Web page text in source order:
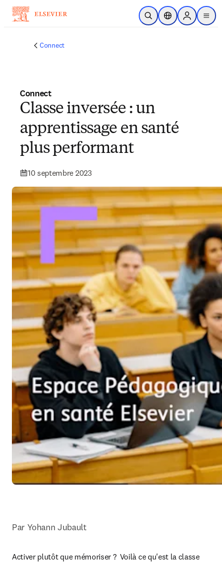
Passer au contenu principal
Ouvrir la recherche
Sélecteur de
Sign in to
menu
Connect
Connect
Classe inversée : un
apprentissage en santé
plus performant
10 septembre 2023
Par Yohann Jubault
Activer plutôt que mémoriser ?  Voilà ce qu'est la classe